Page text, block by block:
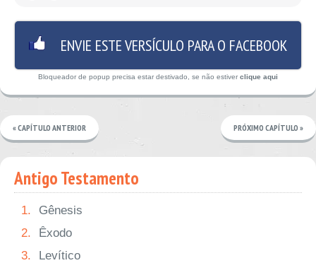
ENVIE ESTE VERSÍCULO PARA O FACEBOOK
Bloqueador de popup precisa estar destivado, se não estiver clique aqui
« CAPÍTULO ANTERIOR PRÓXIMO CAPÍTULO »
Antigo Testamento
1.
Gênesis
2.
Êxodo
3.
Levítico